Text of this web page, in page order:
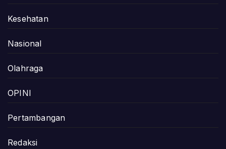
Kesehatan
Nasional
Olahraga
OPINI
Pertambangan
Redaksi